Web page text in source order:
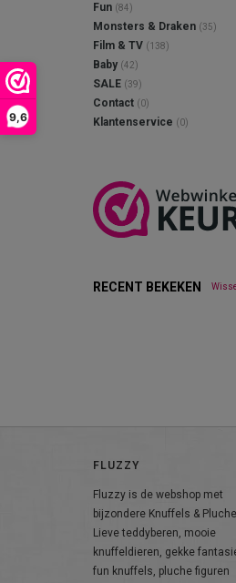
9,6
Fun (84)
Monsters & Draken (35)
Film & TV (138)
Baby (42)
SALE (39)
Contact (0)
Klantenservice (0)
RECENT BEKEKEN
FLUZZY
Fluzzy is de webshop met
bijzondere Knuffels &
Lieve teddyberen, mooie
knuffeldieren, gekke
fun knuffels, pluche figuren